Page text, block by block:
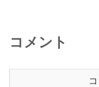
コメント